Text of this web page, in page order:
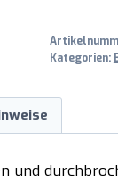
Kategorien: